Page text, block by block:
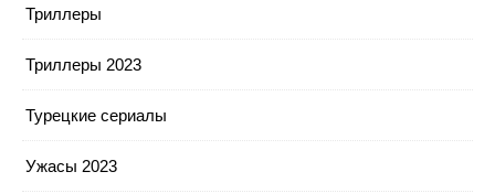
Триллеры
Триллеры 2023
Турецкие сериалы
Ужасы 2023